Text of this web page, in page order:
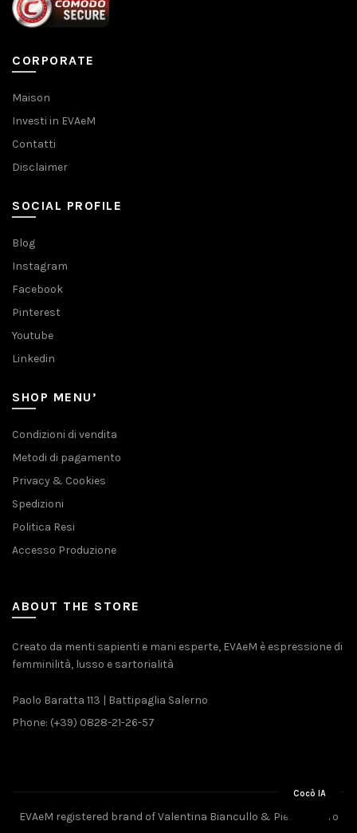
CORPORATE
Maison
Investi in EVAeM
Contatti
Disclaimer
SOCIAL PROFILE
Blog
Instagram
Facebook
Pinterest
Youtube
Linkedin
SHOP MENU’
Condizioni di vendita
Metodi di pagamento
Privacy & Cookies
Spedizioni
Politica Resi
Accesso Produzione
ABOUT THE STORE
Creato da menti sapienti e mani esperte, EVAeM è espressione di
femminilità, lusso e sartorialità
Paolo Baratta 113 | Battipaglia Salerno
Phone: (+39) 0828-21-26-57
EVAeM registered brand of Valentina Biancullo & Pietro Piliero
Cocò IA